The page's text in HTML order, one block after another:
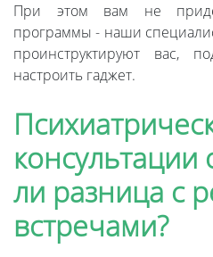
При этом вам не
программы - наши
проинструктируют вас,
настроить гаджет.
консультации
ли разница с
встречами?